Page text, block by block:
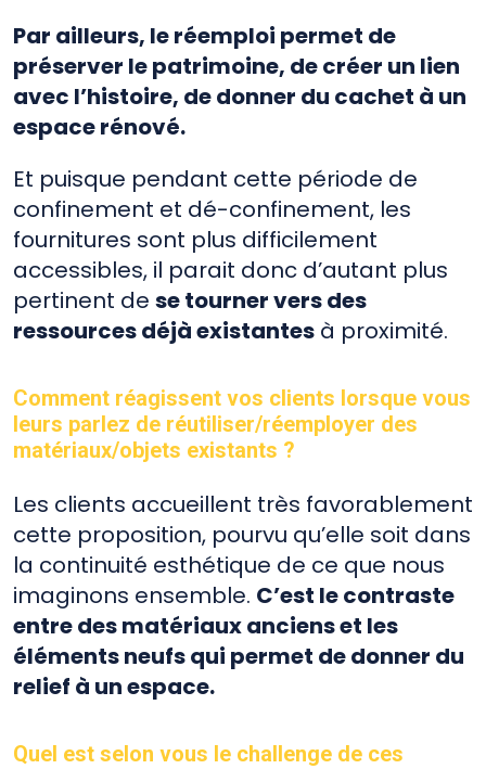
Par ailleurs, le réemploi permet de
préserver le patrimoine, de créer un lien
avec l’histoire, de donner du cachet à un
espace rénové.
Et puisque pendant cette période de
confinement et dé-confinement, les
fournitures sont plus difficilement
accessibles, il parait donc d’autant plus
pertinent de se tourner vers des
ressources déjà existantes à proximité.
Comment réagissent vos clients lorsque vous
leurs parlez de réutiliser/réemployer des
matériaux/objets existants ?
Les clients accueillent très favorablement
cette proposition, pourvu qu’elle soit dans
la continuité esthétique de ce que nous
imaginons ensemble. C’est le contraste
entre des matériaux anciens et les
éléments neufs qui permet de donner du
relief à un espace.
Quel est selon vous le challenge de ces